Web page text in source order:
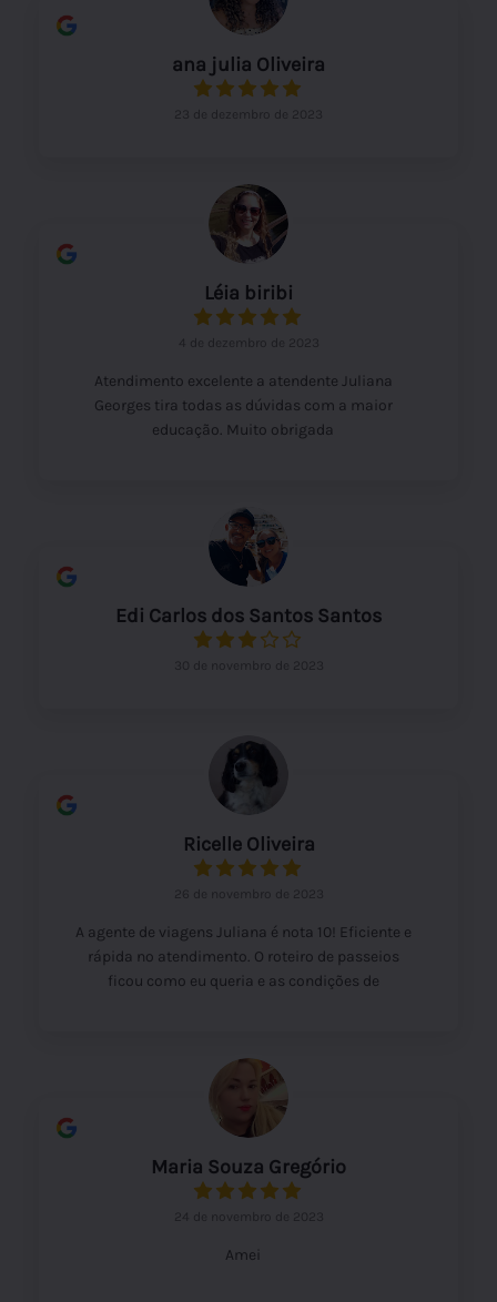
ana julia Oliveira
23 de dezembro de 2023
Léia biribi
4 de dezembro de 2023
Atendimento excelente a atendente Juliana
Georges tira todas as dúvidas com a maior
educação. Muito obrigada
Edi Carlos dos Santos Santos
30 de novembro de 2023
Ricelle Oliveira
26 de novembro de 2023
A agente de viagens Juliana é nota 10! Eficiente e
rápida no atendimento. O roteiro de passeios
ficou como eu queria e as condições de
frente, após a conclusão dos passeios.
Maria Souza Gregório
24 de novembro de 2023
Amei